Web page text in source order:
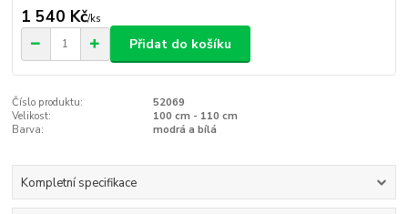
1 540 Kč/ks
Přidat do košíku
Číslo produktu:
52069
Velikost:
100 cm - 110 cm
Barva:
modrá a bílá
Kompletní specifikace